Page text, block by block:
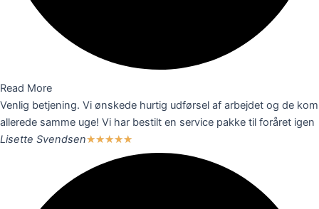
Read More
Venlig betjening. Vi ønskede hurtig udførsel af arbejdet og de kom
allerede samme uge! Vi har bestilt en service pakke til foråret igen
Lisette Svendsen★★★★★